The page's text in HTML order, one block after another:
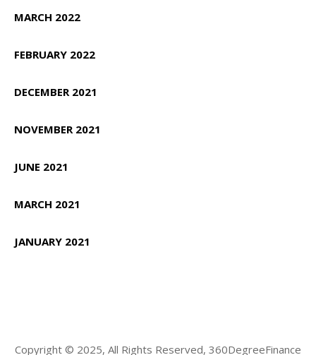
MARCH 2022
FEBRUARY 2022
DECEMBER 2021
NOVEMBER 2021
JUNE 2021
MARCH 2021
JANUARY 2021
Copyright © 2025, All Rights Reserved, 360DegreeFinance